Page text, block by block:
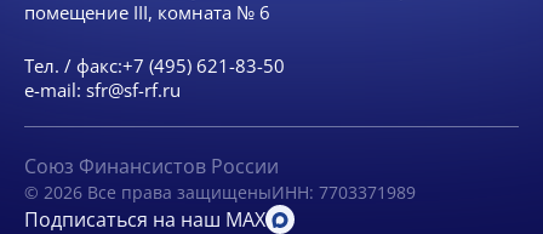
помещение III, комната № 6
Тел. / факс:+7 (495) 621-83-50
e-mail: sfr@sf-rf.ru
Союз Финансистов России
© 2026 Все права защищеныИНН: 7703371989
Подписаться на наш MAX